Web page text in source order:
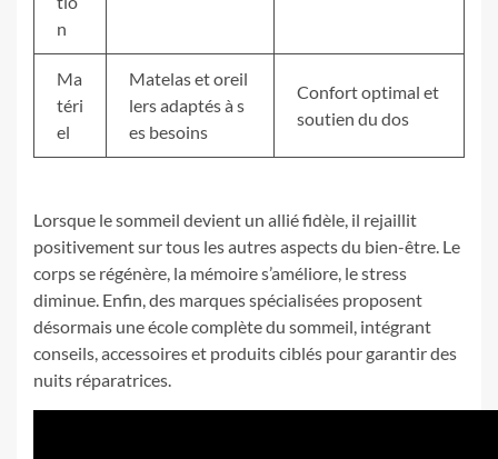
n
Ma
téri
el
Matelas et oreil
lers adaptés à s
es besoins
Confort optimal et
soutien du dos
Lorsque le sommeil devient un allié fidèle, il rejaillit
positivement sur tous les autres aspects du bien-être. Le
corps se régénère, la mémoire s’améliore, le stress
diminue. Enfin, des marques spécialisées proposent
désormais une école complète du sommeil, intégrant
conseils, accessoires et produits ciblés pour garantir des
nuits réparatrices.